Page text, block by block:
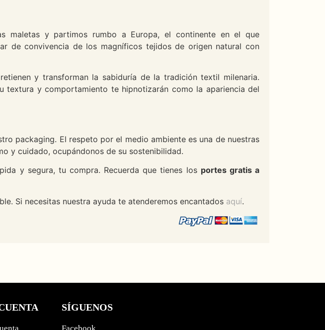
maletas y partimos rumbo a Europa, el continente en el que
de convivencia de los magníficos tejidos de origen natural con
y transforman la sabiduría de la tradición textil milenaria.
textura y comportamiento te hipnotizarán como la apariencia del
packaging. El respeto por el medio ambiente es una de nuestras
y cuidado, ocupándonos de su sostenibilidad.
y segura, tu compra. Recuerda que tienes los portes gratis a
Si necesitas nuestra ayuda te atenderemos encantados aquí.
SÍGUENOS